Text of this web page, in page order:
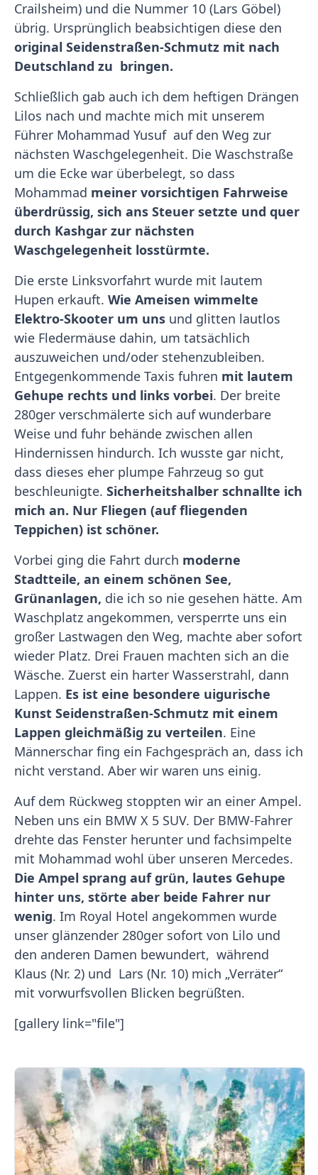
Crailsheim) und die Nummer 10 (Lars Göbel)
übrig. Ursprünglich beabsichtigen diese den
original Seidenstraßen-Schmutz mit nach
Deutschland zu bringen.
Schließlich gab auch ich dem heftigen Drängen
Lilos nach und machte mich mit unserem
Führer Mohammad Yusuf auf den Weg zur
nächsten Waschgelegenheit. Die Waschstraße
um die Ecke war überbelegt, so dass
Mohammad meiner vorsichtigen Fahrweise
überdrüssig, sich ans Steuer setzte und quer
durch Kashgar zur nächsten
Waschgelegenheit losstürmte.
Die erste Linksvorfahrt wurde mit lautem
Hupen erkauft. Wie Ameisen wimmelte
Elektro-Skooter um uns und glitten lautlos
wie Fledermäuse dahin, um tatsächlich
auszuweichen und/oder stehenzubleiben.
Entgegenkommende Taxis fuhren mit lautem
Gehupe rechts und links vorbei. Der breite
280ger verschmälerte sich auf wunderbare
Weise und fuhr behände zwischen allen
Hindernissen hindurch. Ich wusste gar nicht,
dass dieses eher plumpe Fahrzeug so gut
beschleunigte. Sicherheitshalber schnallte ich
mich an. Nur Fliegen (auf fliegenden
Teppichen) ist schöner.
Vorbei ging die Fahrt durch moderne
Stadtteile, an einem schönen See,
Grünanlagen, die ich so nie gesehen hätte. Am
Waschplatz angekommen, versperrte uns ein
großer Lastwagen den Weg, machte aber sofort
wieder Platz. Drei Frauen machten sich an die
Wäsche. Zuerst ein harter Wasserstrahl, dann
Lappen. Es ist eine besondere uigurische
Kunst Seidenstraßen-Schmutz mit einem
Lappen gleichmäßig zu verteilen. Eine
Männerschar fing ein Fachgespräch an, dass ich
nicht verstand. Aber wir waren uns einig.
Auf dem Rückweg stoppten wir an einer Ampel.
Neben uns ein BMW X 5 SUV. Der BMW-Fahrer
drehte das Fenster herunter und fachsimpelte
mit Mohammad wohl über unseren Mercedes.
Die Ampel sprang auf grün, lautes Gehupe
hinter uns, störte aber beide Fahrer nur
wenig. Im Royal Hotel angekommen wurde
unser glänzender 280ger sofort von Lilo und
den anderen Damen bewundert, während
Klaus (Nr. 2) und Lars (Nr. 10) mich „Verräter“
mit vorwurfsvollen Blicken begrüßten.
[gallery link="file"]